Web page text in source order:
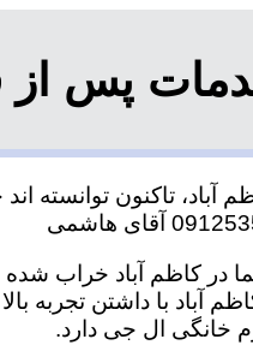
پس
تاکنون توانسته
کاظم آباد خراب شده و
آباد با داشتن تجربه
خانگی ال جی دارد.